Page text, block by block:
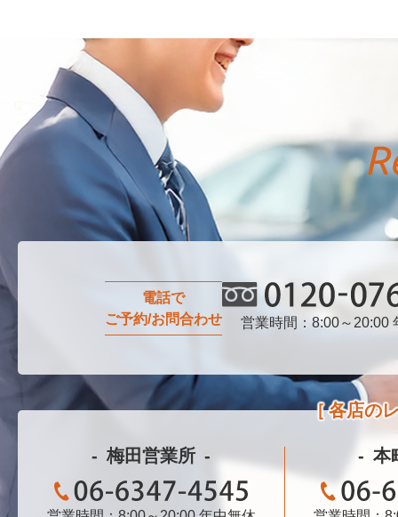
電話で
ご予約/お問合わせ
0120-076-750
営業時間：8:00～20:00
各店の
梅田営業所 本